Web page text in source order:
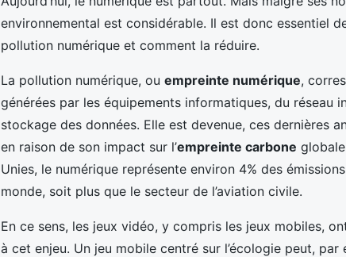
environnemental est considérable. Il est donc essentiel
pollution numérique et comment la réduire.
La pollution numérique, ou empreinte numérique,
générées par les équipements informatiques, du réseau
stockage des données. Elle est devenue, ces dernières
en raison de son impact sur l’empreinte carbone
Unies, le numérique représente environ 4% des
monde, soit plus que le secteur de l’aviation civile.
En ce sens, les jeux vidéo, y compris les jeux mobiles,
à cet enjeu. Un jeu mobile centré sur l’écologie peut, par